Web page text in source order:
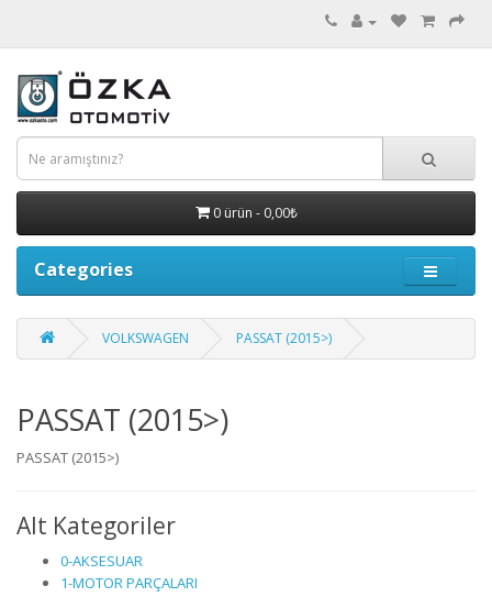
0 ürün - 0,00₺
Categories
VOLKSWAGEN PASSAT (2015>)
PASSAT (2015>)
PASSAT (2015>)
Alt Kategoriler
0-AKSESUAR
1-MOTOR PARÇALARI